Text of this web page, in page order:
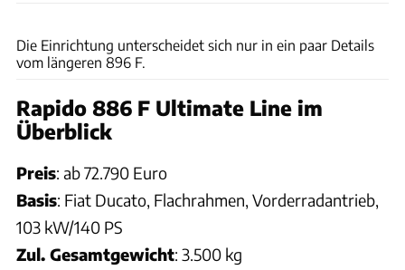
Die Einrichtung unterscheidet sich nur in ein paar Details
vom längeren 896 F.
Rapido 886 F Ultimate Line im
Überblick
Preis: ab 72.790 Euro
Basis: Fiat Ducato, Flachrahmen, Vorderradantrieb,
103 kW/140 PS
Zul. Gesamtgewicht: 3.500 kg